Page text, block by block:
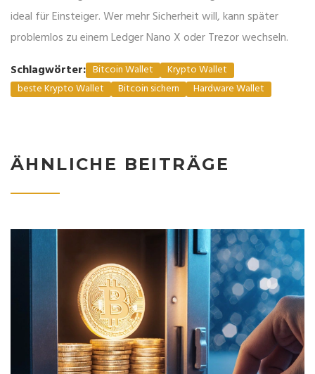
ideal für Einsteiger. Wer mehr Sicherheit will, kann später
problemlos zu einem Ledger Nano X oder Trezor wechseln.
Schlagwörter: Bitcoin Wallet
Krypto Wallet
beste Krypto Wallet
Bitcoin sichern Hardware Wallet
ÄHNLICHE BEITRÄGE